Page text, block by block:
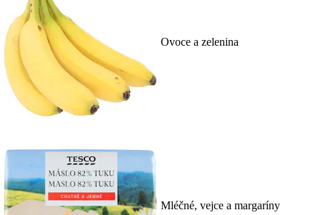
Ovoce a zelenina
Mléčné, vejce a margaríny